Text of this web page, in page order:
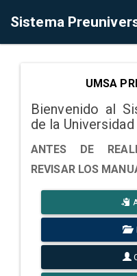
Sistema
UMSA
Bienvenido al
de la
ANTES DE
REVISAR LOS